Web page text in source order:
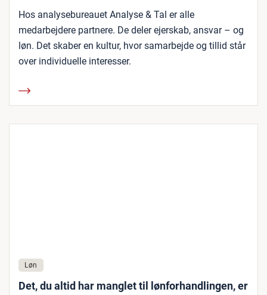
Hos analysebureauet Analyse & Tal er alle
medarbejdere partnere. De deler ejerskab, ansvar – og
løn. Det skaber en kultur, hvor samarbejde og tillid står
over individuelle interesser.
Løn
Det, du altid har manglet til lønforhandlingen, er